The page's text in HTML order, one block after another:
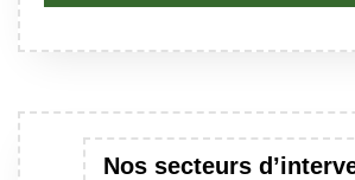
Nos secteurs